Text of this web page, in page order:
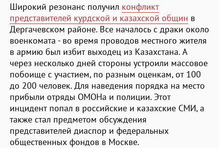
Широкий резонанс получил конфликт
представителей курдской и казахской общин в
Дергачевском районе. Все началось с драки около
военкомата - во время проводов местного жителя
в армию был избит выходец из Казахстана. А
через несколько дней стороны устроили массовое
побоище с участием, по разным оценкам, от 100
до 200 человек. Для наведения порядка на место
прибыли отряды ОМОНа и полиции. Этот
инцидент попал в российские и казахские СМИ, а
также стал предметом обсуждения
представителей диаспор и федеральных
общественных фондов в Москве.